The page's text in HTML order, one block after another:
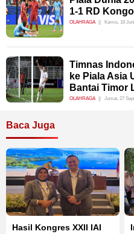
1-1 RD Kongo
OLAHRAGA Kamis, 18
Timnas
ke Piala Asia
Bantai Timor
OLAHRAGA Jumat, 27
Baca Juga
Hasil Kongres XXII IAI